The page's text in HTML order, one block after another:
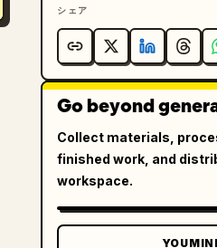
シェア
Go beyond
Collect materials,
finished work, and
workspace.